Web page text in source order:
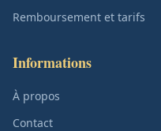
Remboursement et tarifs
Informations
À propos
Contact